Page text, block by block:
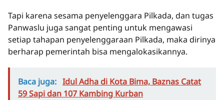
Tapi karena sesama penyelenggara Pilkada, dan tugas
Panwaslu juga sangat penting untuk mengawasi
setiap tahapan penyelenggaraan Pilkada, maka dirinya
berharap pemerintah bisa mengalokasikannya.
Baca juga: Idul Adha di Kota Bima, Baznas Catat
59 Sapi dan 107 Kambing Kurban